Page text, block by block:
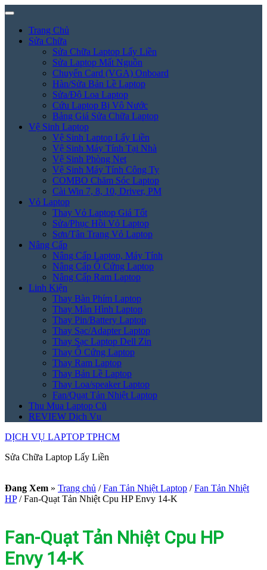
Trang Chủ
Sửa Chữa
Sửa Chữa Laptop Lấy Liền
Sửa Laptop Mất Nguồn
Chuyển Card (VGA) Onboard
Hàn/Sửa Bản Lề Laptop
Sửa/Độ Loa Laptop
Cứu Laptop Bị Vô Nước
Bảng Giá Sửa Chữa Laptop
Vệ Sinh Laptop
Vệ Sinh Laptop Lấy Liền
Vệ Sinh Máy Tính Tại Nhà
Vệ Sinh Phòng Net
Vệ Sinh Máy Tính Công Ty
COMBO Chăm Sóc Laptop
Cài Win 7, 8, 10, Driver, PM
Vỏ Laptop
Thay Vỏ Laptop Giá Tốt
Sửa/Phục Hồi Vỏ Laptop
Sơn/Tân Trang Vỏ Laptop
Nâng Cấp
Nâng Cấp Laptop, Máy Tính
Nâng Cấp Ổ Cứng Laptop
Nâng Cấp Ram Laptop
Linh Kiện
Thay Bàn Phím Laptop
Thay Màn Hình Laptop
Thay Pin/Battery Laptop
Thay Sạc/Adapter Laptop
Thay Sạc Laptop Dell Zin
Thay Ổ Cứng Laptop
Thay Ram Laptop
Thay Bản Lề Laptop
Thay Loa/speaker Laptop
Fan/Quạt Tản Nhiệt Laptop
Thu Mua Laptop Cũ
REVIEW Dịch Vụ
DỊCH VỤ LAPTOP TPHCM
Sửa Chữa Laptop Lấy Liền
Đang Xem » Trang chủ / Fan Tản Nhiệt Laptop / Fan Tản Nhiệt
HP /Fan-Quạt Tản Nhiệt Cpu HP Envy 14-K
Fan-Quạt Tản Nhiệt Cpu HP
Envy 14-K